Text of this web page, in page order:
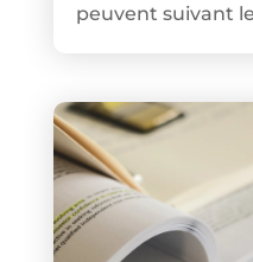
peuvent suivant